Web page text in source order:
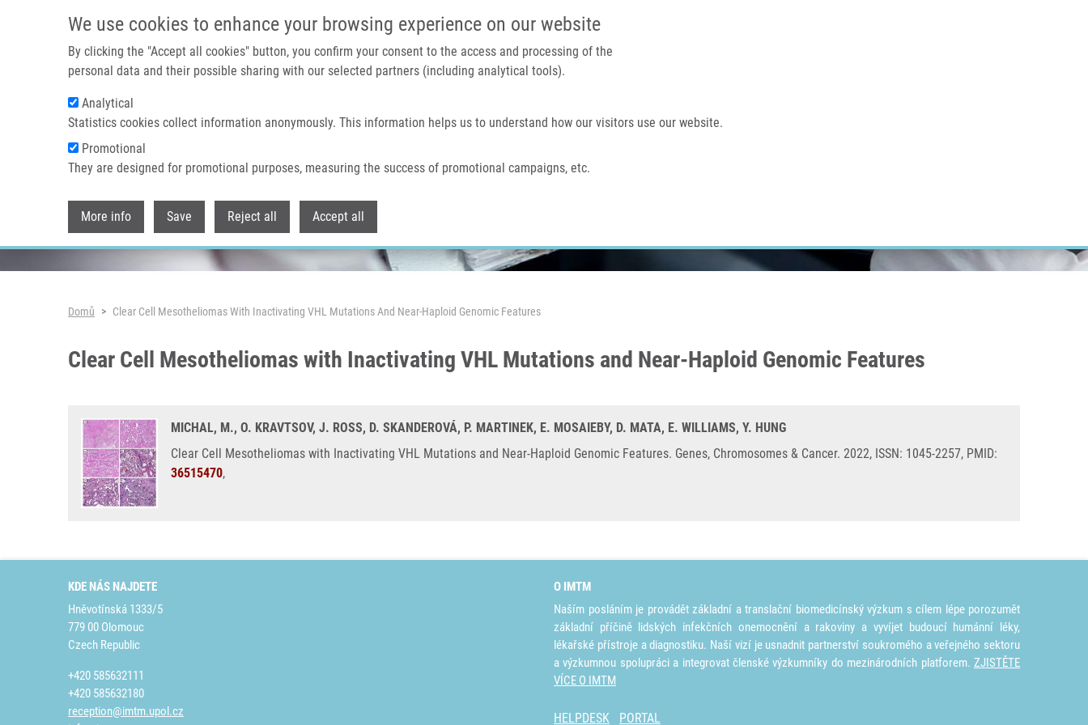
We use cookies to enhance your browsing experience on our website
By clicking the "Accept all cookies" button, you confirm your consent to the access and processing of the
personal data and their possible sharing with our selected partners (including analytical tools).
Analytical
Statistics cookies collect information anonymously. This information helps us to understand how our visitors use our website.
Promotional
They are designed for promotional purposes, measuring the success of promotional campaigns, etc.
More info Save Reject all Accept all
IMTM PORTÁL
Domů O nás
Header image
Drobečková navigace
Domů Clear Cell Mesotheliomas With Inactivating VHL Mutations And Near-Haploid Genomic Features
Clear Cell Mesotheliomas with Inactivating VHL Mutations and Near-Haploid Genomic Features
MICHAL, M., O. KRAVTSOV, J. ROSS, D. SKANDEROVÁ, P. MARTINEK, E. MOSAIEBY, D. MATA, E. WILLIAMS, Y. HUNG
Clear Cell Mesotheliomas with Inactivating VHL Mutations and Near-Haploid Genomic Features. Genes, Chromosomes & Cancer. 2022, ISSN: 1045-2257, PMID:
36515470,
KDE NÁS NAJDETE
Hněvotínská 1333/5
779 00 Olomouc
Czech Republic
+420 585632111
+420 585632180
reception@imtm.upol.cz
O IMTM
Naším posláním je provádět základní a translační biomedicínský výzkum s cílem lépe porozumět
základní příčině lidských infekčních onemocnění a rakoviny a vyvíjet budoucí humánní léky,
lékařské přístroje a diagnostiku. Naší vizí je usnadnit partnerství soukromého a veřejného sektoru
a výzkumnou spolupráci a integrovat členské výzkumníky do mezinárodních platforem. ZJISTĚTE
VÍCE O IMTM
HELPDESK PORTAL